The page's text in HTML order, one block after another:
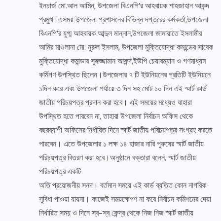
ইনচার্জ মো.আল আমিন, উপজেলা বিএনপি’র আহবায়ক শাহজাহান আকন্দ
প্রমুখ।এসময় উপজেলা প্রশাসনের বিভিন্ন দপ্তরের কর্মকর্তা,উপজেলা
বিএনপি’র যুগ্ম আহবায়ক আব্দুল মান্নান,উপজেলা জামায়াতে ইসলামীর
আমির মাওলানা মো. নুরুল ইসলাম, উপজেলা মুক্তিযোদ্ধা কমান্ডের সাবেক
মুক্তিযোদ্ধা কমান্ডার সুরুজ্জামান আকন্দ,ইউপি চেয়ারম্যান ও গণমাধ্যম
কর্মিগণ উপস্থিত ছিলেন।উপজেলার ৭ টি ইউনিয়নের প্রতিটি ইউনিয়নে
১দিন করে এবং উপজেলা পর্যায়ে ৩ দিন সহ মোট ১০ দিন এই স্মার্ট কার্ড
জাতীয় পরিচয়পত্র প্রদান করা হবে। এই সময়ের মধ্যেও যাহারা
উপস্থিত হতে পারবেন না, তাহারা উপজেলা নির্বাচন অফিস থেকে
বছরব্যাপী অফিসের নির্ধারিত দিনে স্মার্ট জাতীয় পরিচয়পত্র সংগ্রহ করতে
পারবেন। এতে উপজেলার ১ লক্ষ ১৪ হাজার নারি পুরুষের স্মার্ট জাতীয়
পরিচয়পত্র বিতরণ করা হবে।অনুষ্ঠানে বক্তারা বলেন, স্মার্ট জাতীয়
পরিচয়পত্র একটি
অতি প্রয়োজনীয় সনদ। বর্তমান সময়ে এই কার্ড ব্যতিত কোন নাগরিক
সুবিধা পাওয়া যায়না। কাজেই সময়ক্ষেপণ না করে নির্বাচন কমিশনের দেয়া
নির্ধারিত সময় ও দিনে স্ব-স্ব কেন্দ্র থেকে নিজ নিজ স্মার্ট জাতীয়